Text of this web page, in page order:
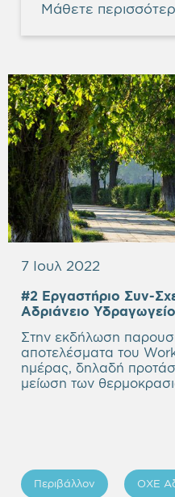
Μάθετε
7 Ιουλ 2022
#2 Εργαστήριο Συν-
Αδριάνειο Υδραγωγείο
Στην εκδήλωση
αποτελέσματα του
ημέρας, δηλαδή
μείωση των
Περιβάλλον ΟΧΕ